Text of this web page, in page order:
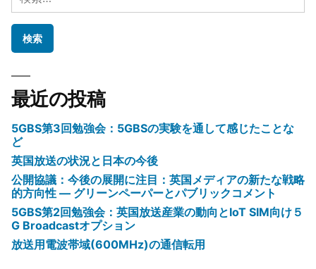
索:
最近の投稿
5GBS第3回勉強会：5GBSの実験を通して感じたことな
ど
英国放送の状況と日本の今後
公開協議：今後の展開に注目：英国メディアの新たな戦略
的方向性 ― グリーンペーパーとパブリックコメント
5GBS第2回勉強会：英国放送産業の動向とIoT SIM向け５
G Broadcastオプション
放送用電波帯域(600MHz)の通信転用